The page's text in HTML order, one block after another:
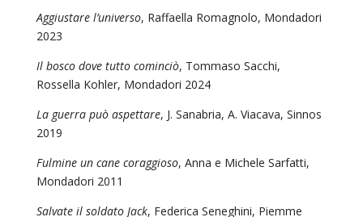
Aggiustare l’universo, Raffaella Romagnolo, Mondadori
2023
Il bosco dove tutto cominciò, Tommaso Sacchi,
Rossella Kohler, Mondadori 2024
La guerra può aspettare, J. Sanabria, A. Viacava, Sinnos
2019
Fulmine un cane coraggioso, Anna e Michele Sarfatti,
Mondadori 2011
Salvate il soldato Jack, Federica Seneghini, Piemme